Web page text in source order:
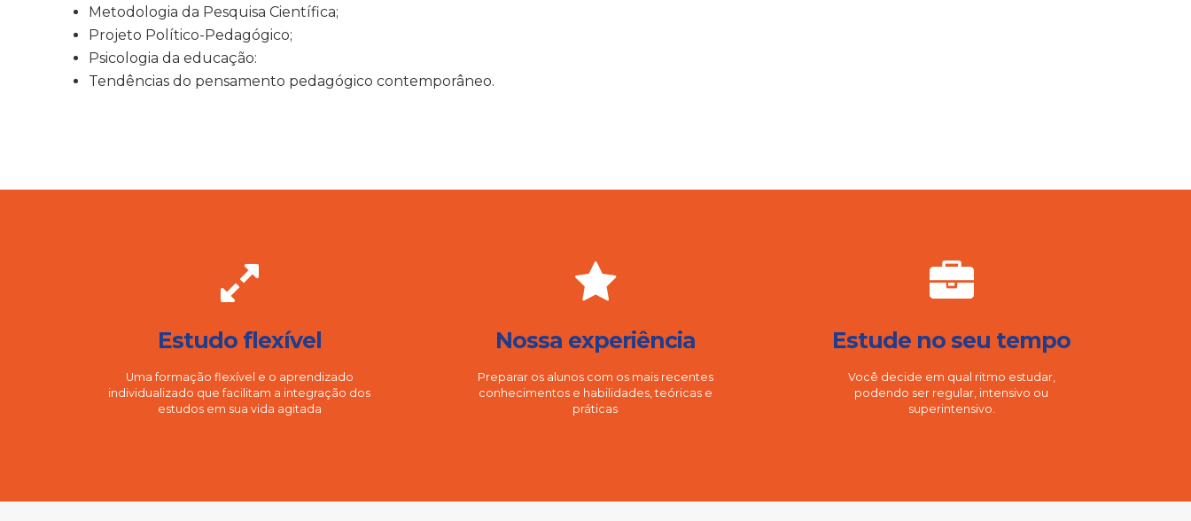
Metodologia da Pesquisa Científica;
Projeto Político-Pedagógico;
Psicologia da educação:
Tendências do pensamento pedagógico contemporâneo.
Estudo flexível
Uma formação flexível e o aprendizado
individualizado que facilitam a integração dos
estudos em sua vida agitada
Nossa experiência
Preparar os alunos com os mais recentes
conhecimentos e habilidades, teóricas e
práticas
Estude no seu tempo
Você decide em qual ritmo estudar,
podendo ser regular, intensivo ou
superintensivo.